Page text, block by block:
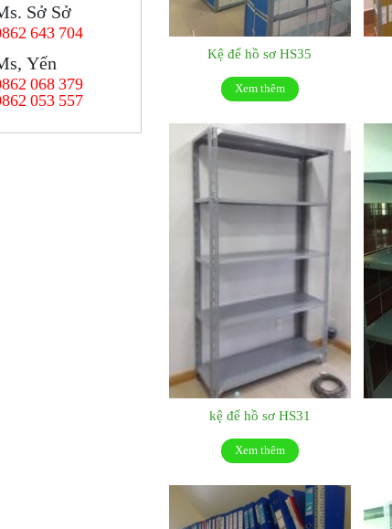
Kệ để hồ sơ HS35
Xem thêm
kệ để hồ sơ HS31
Xem thêm
Sở Sở
643 704
Yến
068 379
053 557